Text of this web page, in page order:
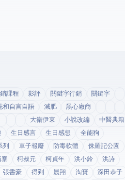
課程 影評 關鍵字行銷
關鍵字
和自言自語 減肥
黑心廠商
大衛伊東 小說改編
中醫典籍
生日感言 生日感想
全能狗
列 車子報廢 防毒軟體
侏羅記公園
寨 柯叔元 柯貞年 洪小鈴
洪詩
張書豪 得到app 晨翔 淘寶
深田恭子